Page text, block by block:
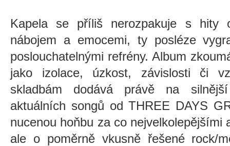
Kapela se příliš nerozpakuje s hity
nábojem a emocemi, ty posléze
poslouchatelnými refrény. Album
jako izolace, úzkost, závislosti či
skladbám dodává právě na
aktuálních songů od THREE DAYS
nucenou hoňbu za co nejvelkolepějšími
ale o poměrně vkusně řešené rock/